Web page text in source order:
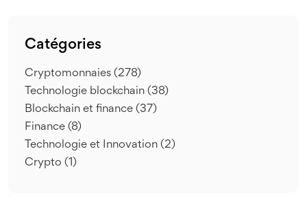
Catégories
Cryptomonnaies (278)
Technologie blockchain (38)
Blockchain et finance (37)
Finance (8)
Technologie et Innovation (2)
Crypto (1)